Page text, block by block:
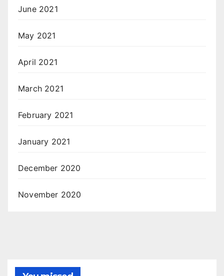
June 2021
May 2021
April 2021
March 2021
February 2021
January 2021
December 2020
November 2020